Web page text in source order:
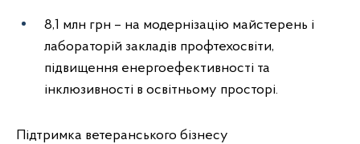
8,1 млн грн – на модернізацію майстерень і
лабораторій закладів профтехосвіти,
підвищення енергоефективності та
інклюзивності в освітньому просторі.
Підтримка ветеранського бізнесу